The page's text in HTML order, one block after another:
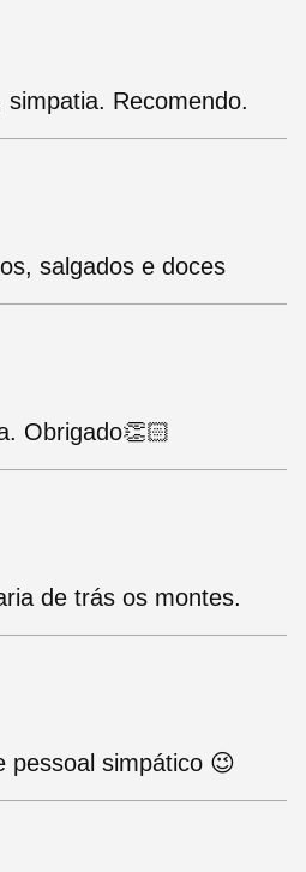
Recomendo.
salgados e doces
Obrigado👏🏻
de trás os montes.
pessoal simpático 😉